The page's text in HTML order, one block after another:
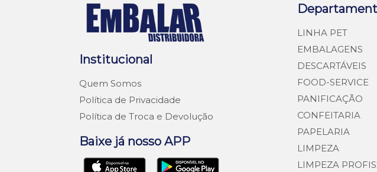
Institucional
Quem Somos
Política de Privacidade
Política de Troca e Devolução
Baixe já nosso APP
LINHA PET
EMBALAGENS
DESCARTÁVEIS
FOOD-SERVICE
PANIFICAÇÃO
CONFEITARIA
PAPELARIA
LIMPEZA
LIMPEZA